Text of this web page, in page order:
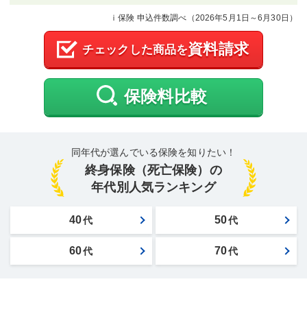
ｉ保険 申込件数調べ（2026年5月1日～6月30日 ）
チェックした商品を資料請求
保険料比較
同年代が選んでいる保険を知りたい！
終身保険（死亡保険）の
年代別人気ランキング
40代 50代
60代 70代